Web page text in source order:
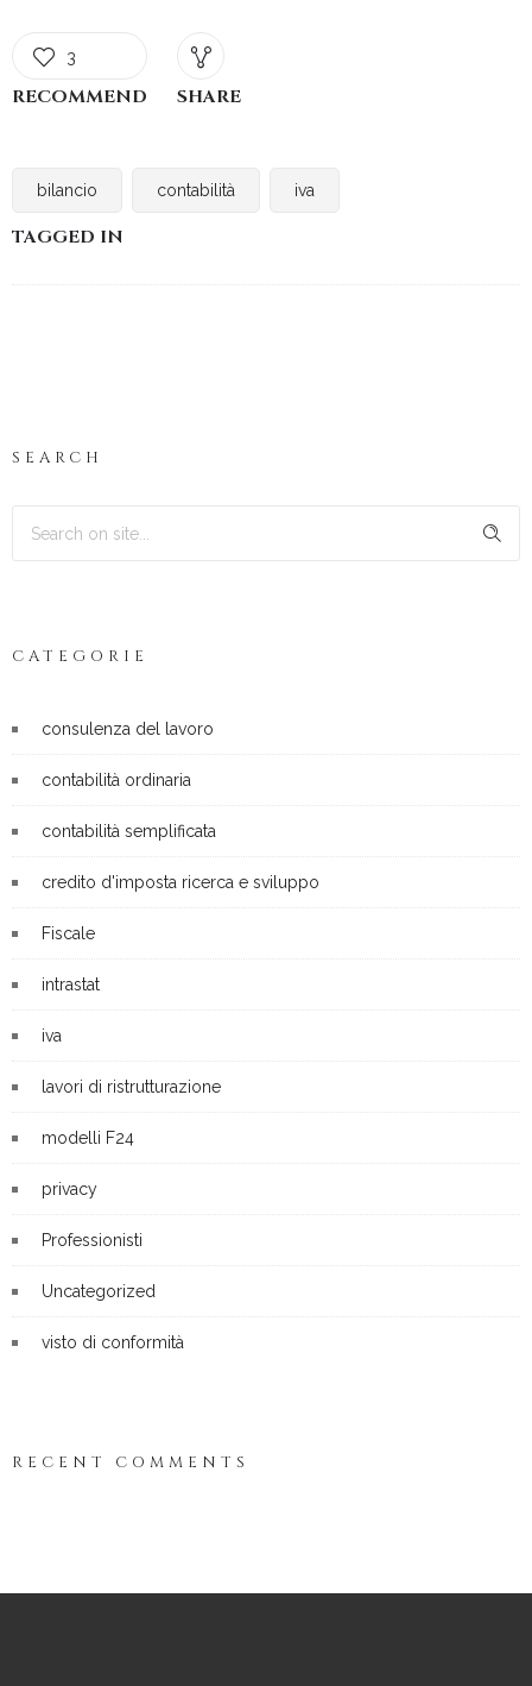
3
RECOMMEND SHARE
bilancio contabilità iva
TAGGED IN
SEARCH
CATEGORIE
consulenza del lavoro
contabilità ordinaria
contabilità semplificata
credito d'imposta ricerca e sviluppo
Fiscale
intrastat
iva
lavori di ristrutturazione
modelli F24
privacy
Professionisti
Uncategorized
visto di conformità
RECENT COMMENTS